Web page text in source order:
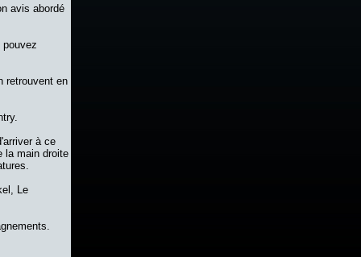
avis abordé
retrouvent en
à ce
la main droite
Le